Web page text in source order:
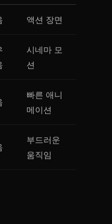
액션 장면
시네마 모
션
빠른 애니
메이션
부드러운
움직임